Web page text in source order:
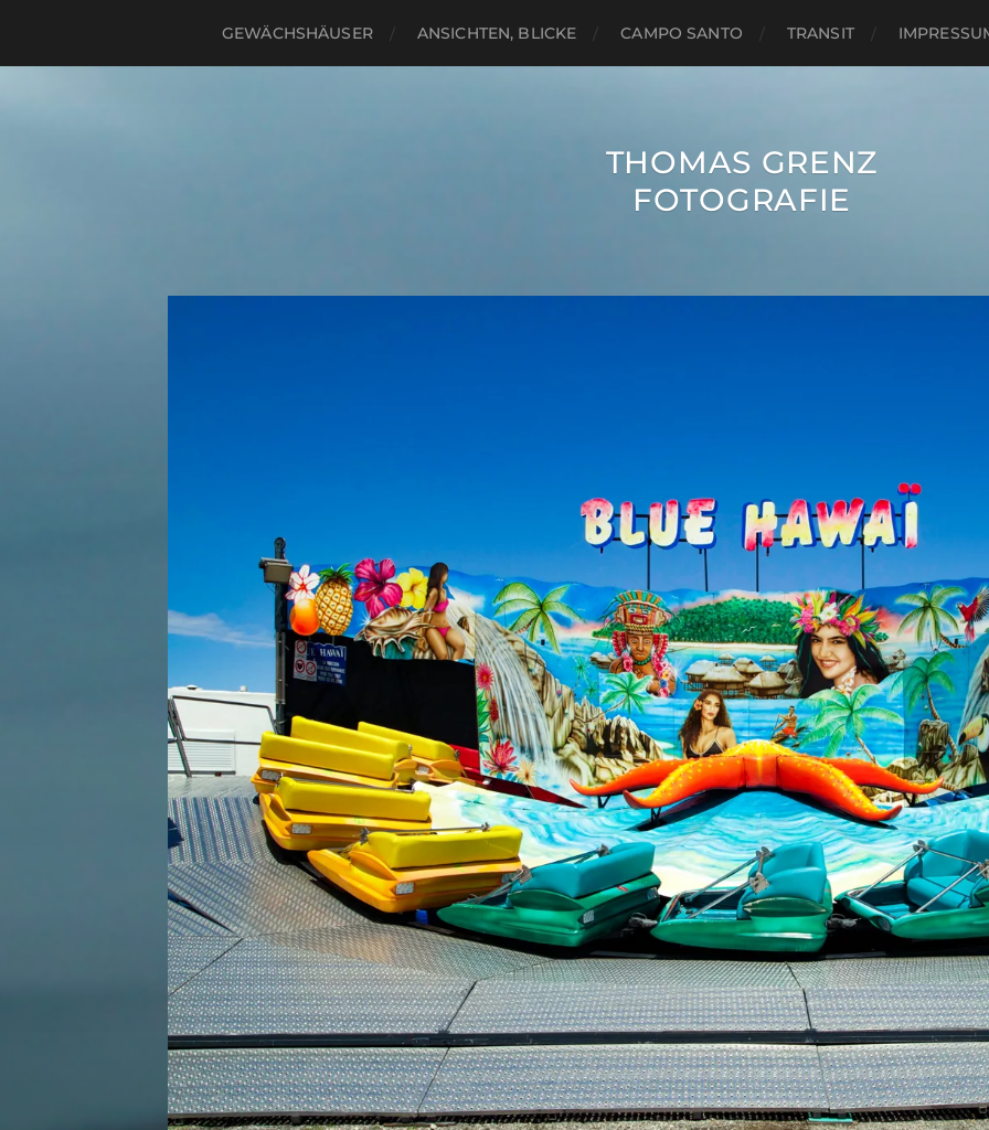
GEWÄCHSHÄUSER ANSICHTEN, BLICKE CAMPO SANTO TRANSIT
THOMAS GRENZ
FOTOGRAFIE